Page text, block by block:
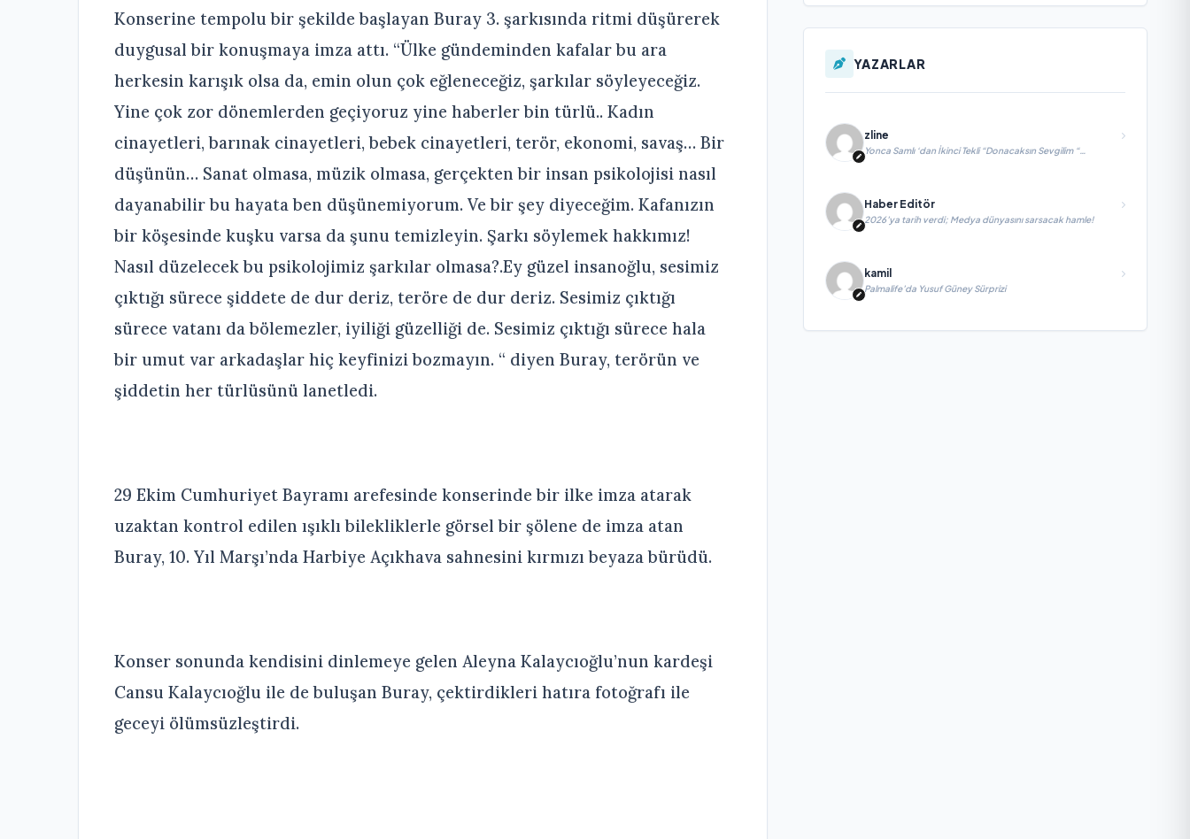
Konserine tempolu bir şekilde başlayan Buray 3. şarkısında ritmi düşürerek
duygusal bir konuşmaya imza attı. “Ülke gündeminden kafalar bu ara
herkesin karışık olsa da, emin olun çok eğleneceğiz, şarkılar söyleyeceğiz.
Yine çok zor dönemlerden geçiyoruz yine haberler bin türlü.. Kadın
cinayetleri, barınak cinayetleri, bebek cinayetleri, terör, ekonomi, savaş… Bir
düşünün… Sanat olmasa, müzik olmasa, gerçekten bir insan psikolojisi nasıl
dayanabilir bu hayata ben düşünemiyorum. Ve bir şey diyeceğim. Kafanızın
bir köşesinde kuşku varsa da şunu temizleyin. Şarkı söylemek hakkımız!
Nasıl düzelecek bu psikolojimiz şarkılar olmasa?.Ey güzel insanoğlu, sesimiz
çıktığı sürece şiddete de dur deriz, teröre de dur deriz. Sesimiz çıktığı
sürece vatanı da bölemezler, iyiliği güzelliği de. Sesimiz çıktığı sürece hala
bir umut var arkadaşlar hiç keyfinizi bozmayın. “ diyen Buray, terörün ve
şiddetin her türlüsünü lanetledi.
29 Ekim Cumhuriyet Bayramı arefesinde konserinde bir ilke imza atarak
uzaktan kontrol edilen ışıklı bilekliklerle görsel bir şölene de imza atan
Buray, 10. Yıl Marşı’nda Harbiye Açıkhava sahnesini kırmızı beyaza bürüdü.
Konser sonunda kendisini dinlemeye gelen Aleyna Kalaycıoğlu’nun kardeşi
Cansu Kalaycıoğlu ile de buluşan Buray, çektirdikleri hatıra fotoğrafı ile
geceyi ölümsüzleştirdi.
YAZARLAR
zline
Yonca Samlı ‘dan İkinci Tekli “Donacaksın Sevgilim “
yayımlandı
Haber Editör
2026’ya tarih verdi; Medya dünyasını sarsacak hamle!
kamil
Palmalife’da Yusuf Güney Sürprizi